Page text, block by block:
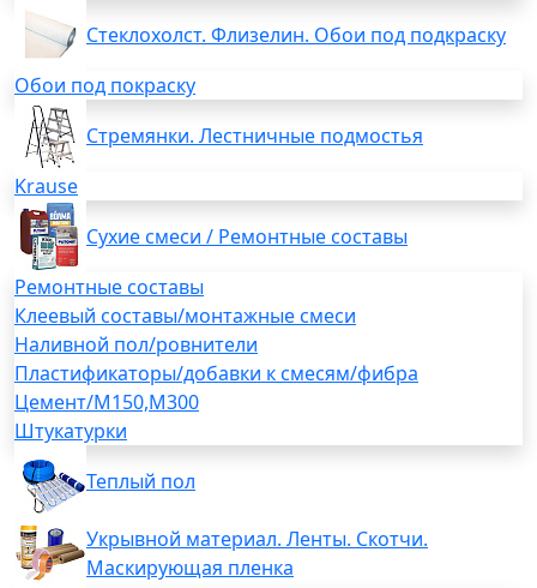
Стеклохолст. Флизелин. Обои под подкраску
Обои под покраску
Стремянки. Лестничные подмостья
Krause
Сухие смеси / Ремонтные составы
Ремонтные составы
Клеевый составы/монтажные смеси
Наливной пол/ровнители
Пластификаторы/добавки к смесям/фибра
Цемент/М150,М300
Штукатурки
Теплый пол
Укрывной материал. Ленты. Скотчи.
Маскирующая пленка